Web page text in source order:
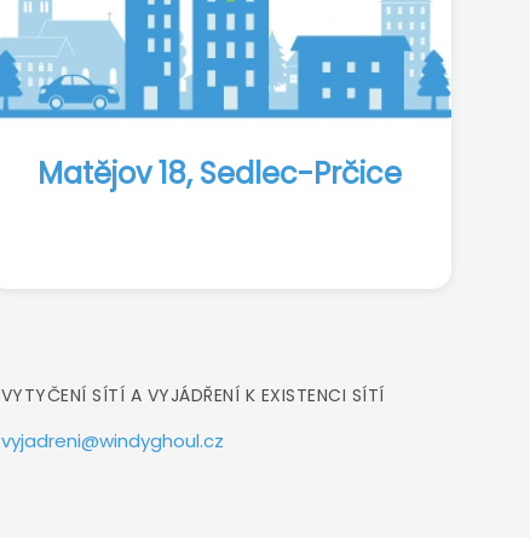
Matějov 18, Sedlec-Prčice
VYTYČENÍ SÍTÍ A VYJÁDŘENÍ K EXISTENCI SÍTÍ
vyjadreni@windyghoul.cz